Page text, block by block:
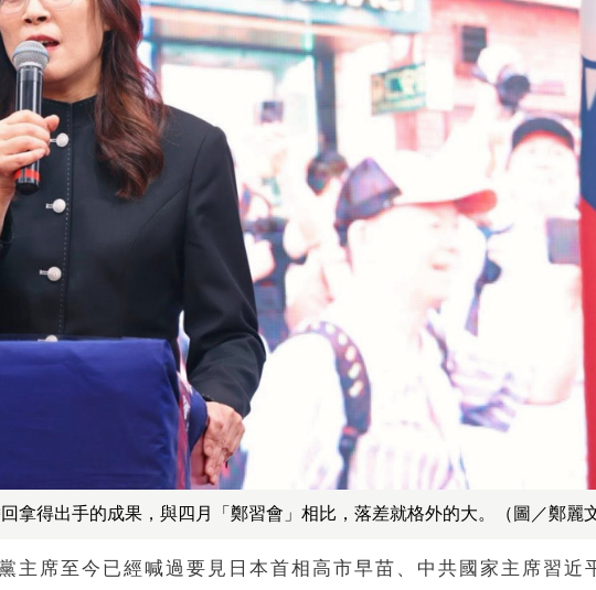
拿得出手的成果，與四月「鄭習會」相比，落差就格外的大。（圖／鄭麗
主席至今已經喊過要見日本首相高市早苗、中共國家主席習近